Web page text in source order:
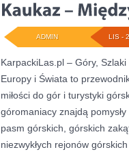
LIS -
ADMIN
KarpackiLas.pl – Góry,
Europy i Świata to
miłości do gór i turystyki
góromaniacy znajdą
pasm górskich, górskich
niezwykłych rejonów